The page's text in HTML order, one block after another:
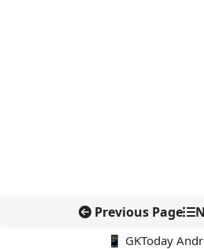
Previous Page
📱 GKToday